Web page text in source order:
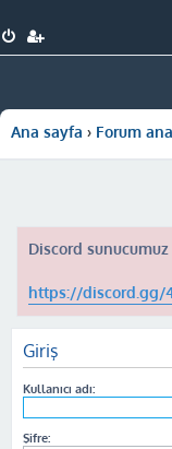
Ana sayfa Forum
Discord
https://discord.gg/
Giriş
Kullanıcı adı:
Şifre: